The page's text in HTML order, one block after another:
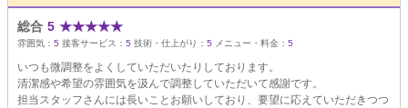
総合 5 ★★★★★
雰囲気： 5 接客サービス： 5 技術・仕上がり： 5 メニュー・料金： 5
いつも微調整をよくしていただいたりしております。
清潔感や希望の雰囲気を汲んで調整していただいて感謝です。
担当スタッフさんには長いことお願いしており、要望に応えていただきつつ